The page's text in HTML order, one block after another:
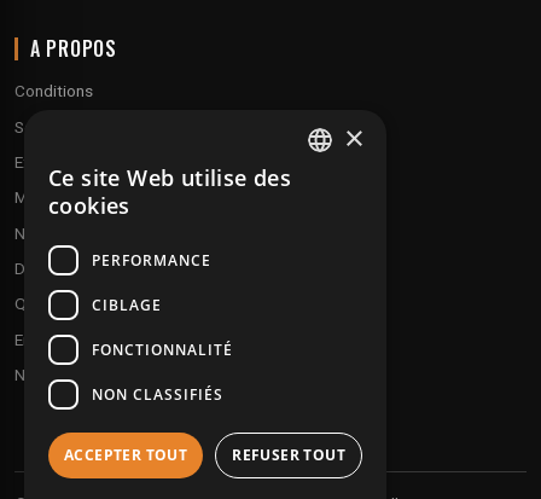
A PROPOS
Conditions
Service client
Expédition & retours
Modes de paiement
Notre programme de fidélité
Disques cadeaux
Qui sommes-nous ?
Envoyez vos démos
Nous contacter
×
Ce site Web utilise des
cookies
PERFORMANCE
CIBLAGE
FONCTIONNALITÉ
NON CLASSIFIÉS
ACCEPTER TOUT REFUSER TOUT